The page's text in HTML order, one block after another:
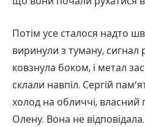
Потім усе сталося надто
виринули з туману, сигнал
ковзнула боком, і метал
склали навпіл. Сергій
холод на обличчі, власний
Олену. Вона не